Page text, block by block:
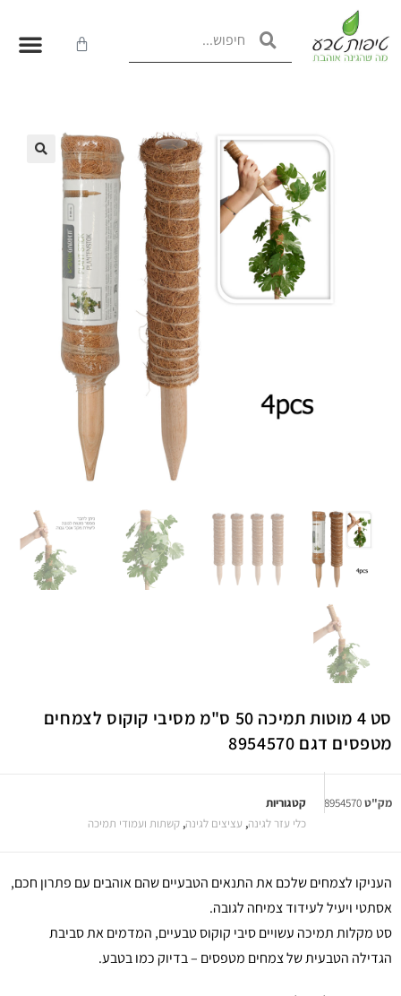
סט 4 מוטות תמיכה 50 ס"מ מסיבי קוקוס לצמחים
מטפסים דגם 8954570
מק"ט8954570
קטגוריות
כלי עזר לגינה, עציצים לגינה, קשתות ועמודי תמיכה
העניקו לצמחים שלכם את התנאים הטבעיים שהם אוהבים עם פתרון חכם,
אסתטי ויעיל לעידוד צמיחה לגובה.
סט מקלות תמיכה עשויים סיבי קוקוס טבעיים, המדמים את סביבת
הגדילה הטבעית של צמחים מטפסים – בדיוק כמו בטבע.